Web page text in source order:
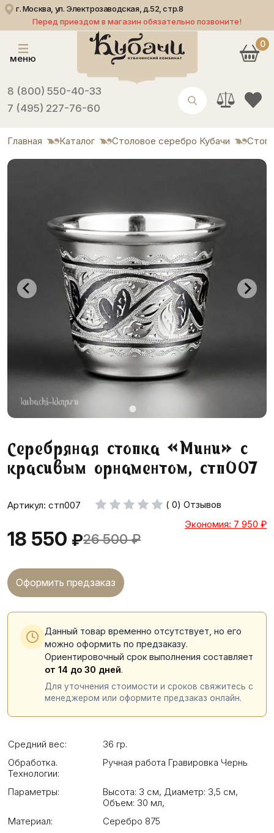
г. Москва, ул. Электрозаводская, д.52, стр.8
Перед приездом в магазин обязательно позвоните!
меню
8 (800) 550-40-33
7 (495) 227-76-60
0
Главная Каталог Столовое серебро Кубачи
Серебряная стопка «Мини» с
красивым орнаментом, стп007
Артикул: стп007 ( 0) Отзывов
18 550 ₽26 500 ₽
Экономия: 7 950 ₽
Оформить предзаказ
Данный товар временно отсутствует, но его
можно оформить по предзаказу.
Ориентировочный срок выполнения составляет
от 14 до 30 дней.
Для уточнения стоимости и сроков свяжитесь с
менеджером или оформите предзаказ онлайн.
Средний вес:
36 гр.
Обработка.
Технологии:
Ручная работа Гравировка Чернь
Параметры: Высота: 3 см, Диаметр: 3,5 см,
Объем: 30 мл,
Материал:
Серебро 875